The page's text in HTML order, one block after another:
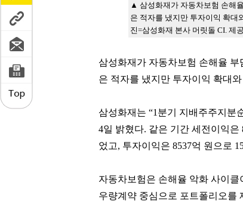
▲ 삼성화재가 자동차보험 손해
은 적자를 냈지만 투자이익 확대
진=삼성화재 본사 머릿돌 CI. 제
삼성화재가 자동차보험 손해율
은 적자를 냈지만 투자이익 확대
삼성화재는 “1분기 지배주주지분
4일 밝혔다. 같은 기간 세전이익은
었고, 투자이익은 8537억 원으로
자동차보험은 손해율 악화 사이
우량계약 중심으로 포트폴리오를